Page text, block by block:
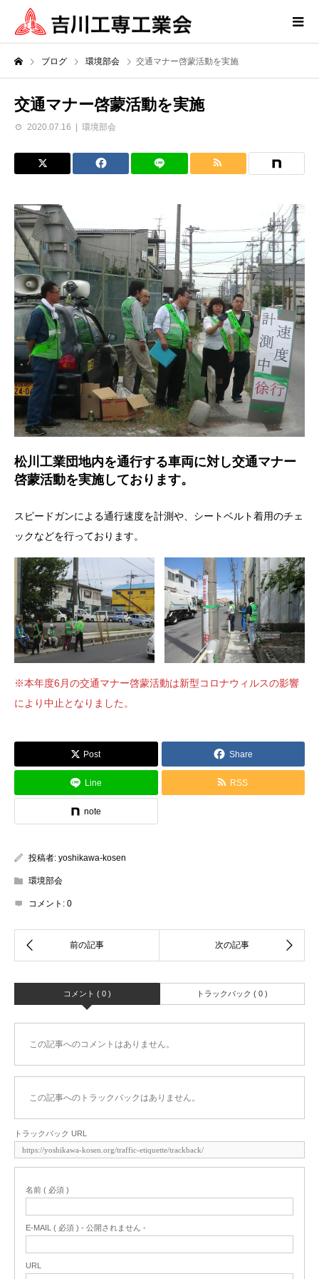
ブログ 環境部会 交通マナー啓蒙活動を実施
交通マナー啓蒙活動を実施
2020.07.16 環境部会
松川工業団地内を通行する車両に対し交通マナー
啓蒙活動を実施しております。
スピードガンによる通行速度を計測や、シートベルト着用のチェ
ックなどを行っております。
※本年度6月の交通マナー啓蒙活動は新型コロナウィルスの影響
により中止となりました。
Post Share
Line RSS
note
投稿者: yoshikawa-kosen
環境部会
コメント: 0
コメント ( 0 ) トラックバック ( 0 )
この記事へのコメントはありません。
この記事へのトラックバックはありません。
トラックバック URL
名前 ( 必須 )
E-MAIL ( 必須 ) - 公開されません -
URL